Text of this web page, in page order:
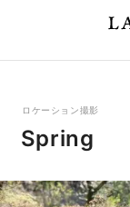
ロケーション撮影
Spring